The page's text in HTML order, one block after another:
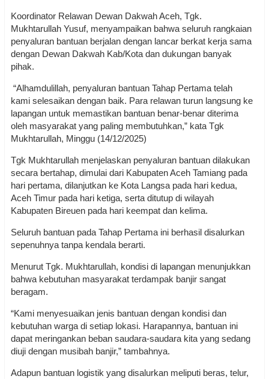
Koordinator Relawan Dewan Dakwah Aceh, Tgk.
Mukhtarullah Yusuf, menyampaikan bahwa seluruh rangkaian
penyaluran bantuan berjalan dengan lancar berkat kerja sama
dengan Dewan Dakwah Kab/Kota dan dukungan banyak
pihak.
“Alhamdulillah, penyaluran bantuan Tahap Pertama telah
kami selesaikan dengan baik. Para relawan turun langsung ke
lapangan untuk memastikan bantuan benar-benar diterima
oleh masyarakat yang paling membutuhkan,” kata Tgk
Mukhtarullah, Minggu (14/12/2025)
Tgk Mukhtarullah menjelaskan penyaluran bantuan dilakukan
secara bertahap, dimulai dari Kabupaten Aceh Tamiang pada
hari pertama, dilanjutkan ke Kota Langsa pada hari kedua,
Aceh Timur pada hari ketiga, serta ditutup di wilayah
Kabupaten Bireuen pada hari keempat dan kelima.
Seluruh bantuan pada Tahap Pertama ini berhasil disalurkan
sepenuhnya tanpa kendala berarti.
Menurut Tgk. Mukhtarullah, kondisi di lapangan menunjukkan
bahwa kebutuhan masyarakat terdampak banjir sangat
beragam.
“Kami menyesuaikan jenis bantuan dengan kondisi dan
kebutuhan warga di setiap lokasi. Harapannya, bantuan ini
dapat meringankan beban saudara-saudara kita yang sedang
diuji dengan musibah banjir,” tambahnya.
Adapun bantuan logistik yang disalurkan meliputi beras, telur,